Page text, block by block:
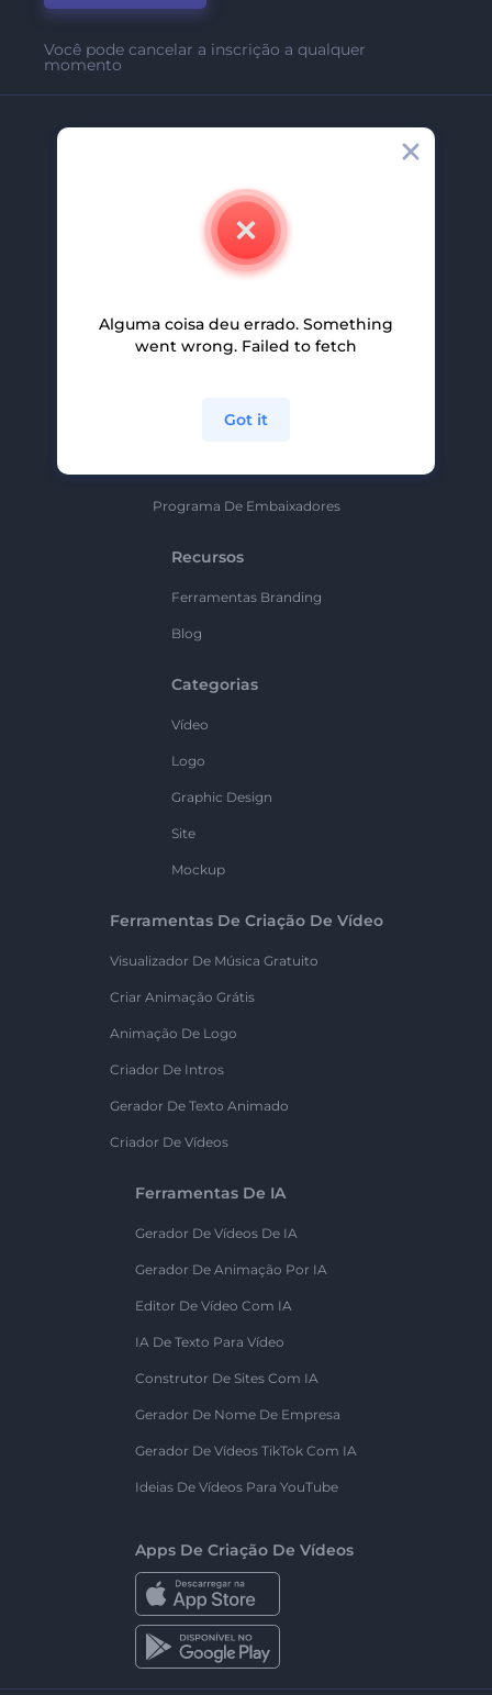
Você pode cancelar a inscrição a qualquer
momento
Contate-Nos
Carreiras
Programa De Afiliados
Programa De Embaixadores
Recursos
Ferramentas Branding
Blog
Categorias
Vídeo
Logo
Graphic Design
Site
Mockup
Ferramentas De Criação De Vídeo
Visualizador De Música Gratuito
Criar Animação Grátis
Animação De Logo
Criador De Intros
Gerador De Texto Animado
Criador De Vídeos
Ferramentas De IA
Gerador De Vídeos De IA
Gerador De Animação Por IA
Editor De Vídeo Com IA
IA De Texto Para Vídeo
Construtor De Sites Com IA
Gerador De Nome De Empresa
Gerador De Vídeos TikTok Com IA
Ideias De Vídeos Para YouTube
Apps De Criação De Vídeos
Alguma coisa deu errado. Something
went wrong. Failed to fetch
Got it